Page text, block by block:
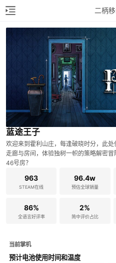
二柄
蓝途王子
欢迎来到霍利山庄，每逢破晓时分，此
走廊与房间，体验独树一帜的策略解密
46号房？
963
STEAM在线
96.4w
预估全球销量
86%
全语言好评率
2%
简中评价占比
当前掌机
预计电池使用时间和温度